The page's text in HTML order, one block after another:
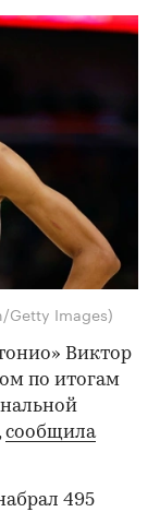
Getty Images)
Виктор
по итогам
сообщила
495